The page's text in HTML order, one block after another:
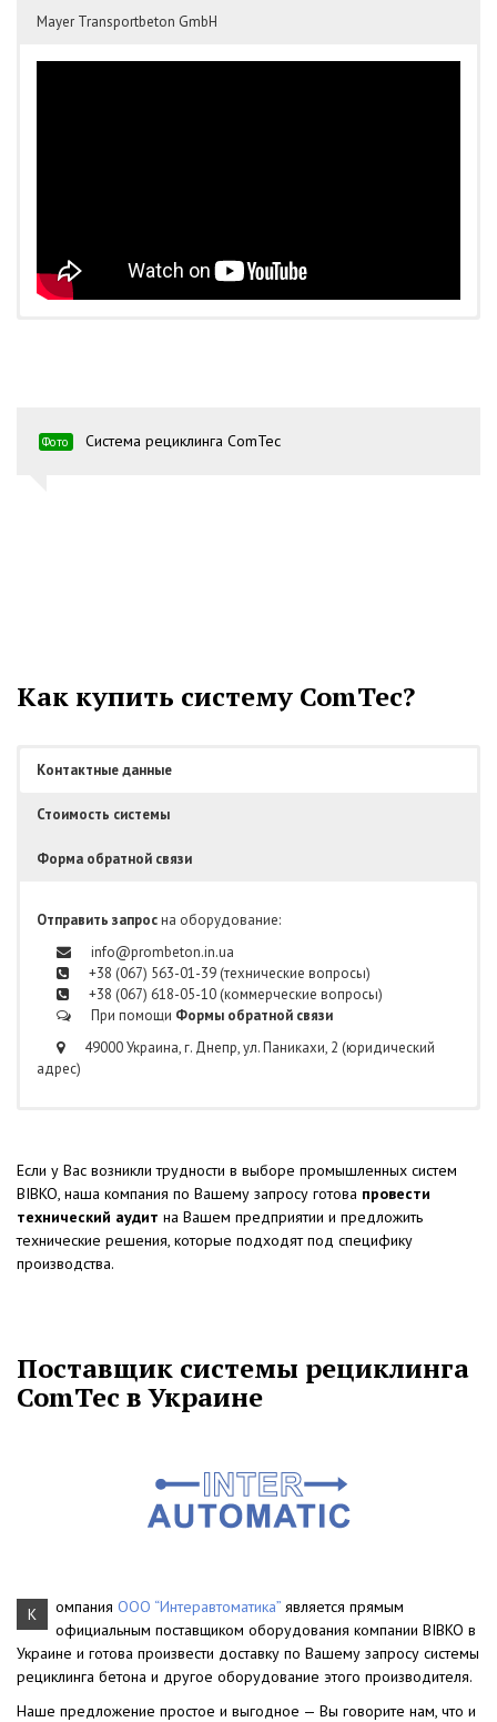
Mayer Transportbeton GmbH
Фото Система рециклинга ComTec
Как купить систему ComTec?
Контактные данные
Стоимость системы
Форма обратной связи
Отправить запросна оборудование:
info@prombeton.in.ua
+38 (067) 563-01-39 (технические вопросы)
+38 (067) 618-05-10 (коммерческие вопросы)
При помощи Формы обратной связи
49000 Украина, г. Днепр, ул. Паникахи, 2 (юридический
адрес)
Если у Вас возникли трудности в выборе промышленных систем
BIBKO, наша компания по Вашему запросу готова провести
технический аудит на Вашем предприятии и предложить
технические решения, которые подходят под специфику
производства.
Поставщик системы рециклинга
ComTec в Украине
К омпания ООО “Интеравтоматика” является прямым
официальным поставщиком оборудования компании BIBKO в
Украине и готова произвести доставку по Вашему запросу системы
рециклинга бетона и другое оборудование этого производителя.
Наше предложение простое и выгодное — Вы говорите нам, что и